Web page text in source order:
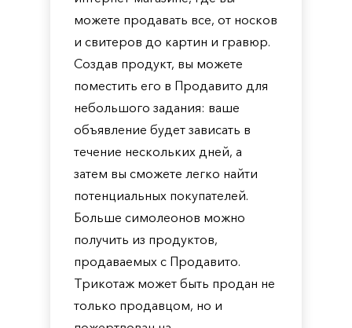
можете продавать все, от носков
и свитеров до картин и гравюр.
Создав продукт, вы можете
поместить его в Продавито для
небольшого задания: ваше
объявление будет зависать в
течение нескольких дней, а
затем вы сможете легко найти
потенциальных покупателей.
Больше симолеонов можно
получить из продуктов,
продаваемых с Продавито.
Трикотаж может быть продан не
только продавцом, но и